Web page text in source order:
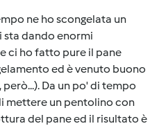
ne ho scongelata un
sta dando enormi
ci ho fatto pure il pane
ed è venuto buono
Da un po' di tempo
mettere un pentolino con
del pane ed il risultato è